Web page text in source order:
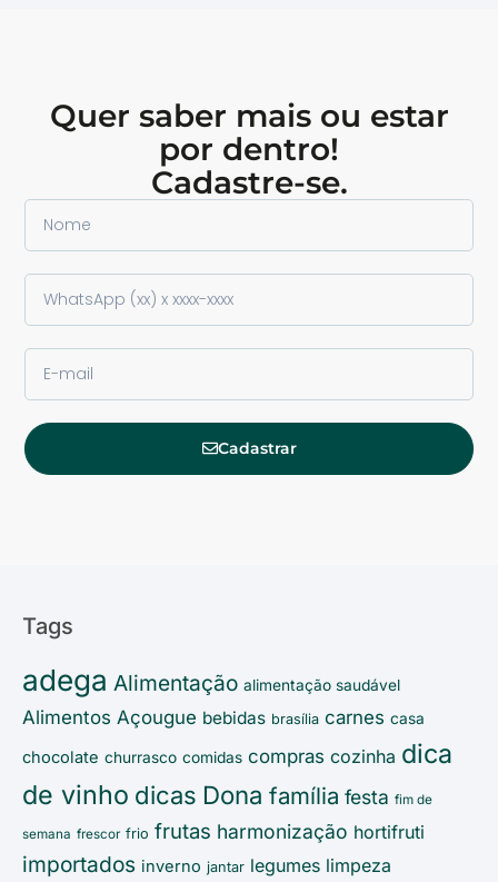
Quer saber mais ou estar
por dentro!
Cadastre-se.
Cadastrar
Tags
adega Alimentação alimentação saudável
Alimentos Açougue bebidas brasília carnes casa
chocolate churrasco comidas compras cozinha dica
de vinho dicas Dona família festa fim de
semana frescor frio frutas harmonização hortifruti
importados inverno jantar legumes limpeza